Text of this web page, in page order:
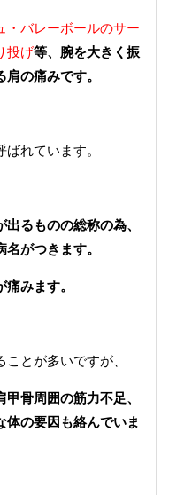
・バレーボールのサー
投げ等、腕を大きく振
の痛みです。
れています。
るものの総称の為、
がつきます。
みます。
ことが多いですが、
骨周囲の筋力不足、
体の要因も絡んでいま